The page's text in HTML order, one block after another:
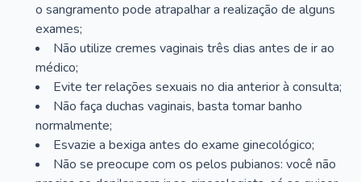
o sangramento pode atrapalhar a realização de alguns
exames;
Não utilize cremes vaginais três dias antes de ir ao
médico;
Evite ter relações sexuais no dia anterior à consulta;
Não faça duchas vaginais, basta tomar banho
normalmente;
Esvazie a bexiga antes do exame ginecológico;
Não se preocupe com os pelos pubianos: você não